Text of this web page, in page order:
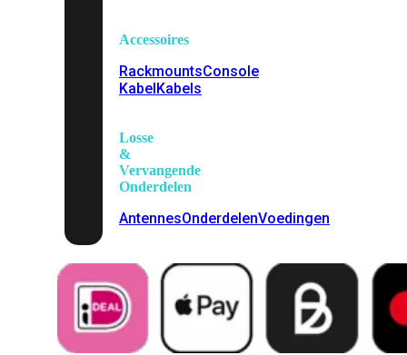
Accessoires
RackmountsConsole
KabelKabels
Losse
&
Vervangende
Onderdelen
AntennesOnderdelenVoedingen